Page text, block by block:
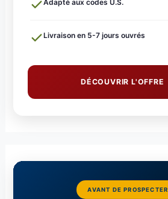
Adapté aux codes U.S.
Livraison en 5-7 jours ouvrés
DÉCOUVRIR L'OFFRE
AVANT DE PROSPECTER